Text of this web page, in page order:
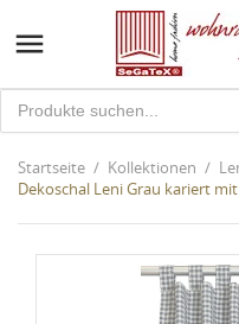

Startseite Kollektionen
Dekoschal Leni Grau kariert